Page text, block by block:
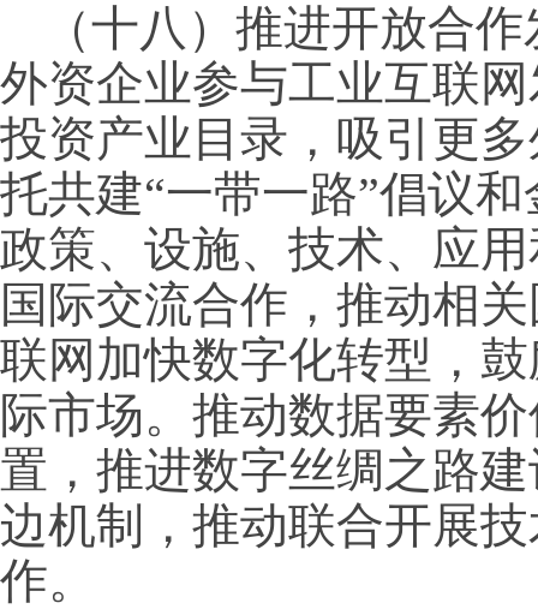
（十八）推进开放合
外资企业参与工业互联
投资产业目录，吸引更
托共建“一带一路”倡议
政策、设施、技术、应
国际交流合作，推动相
联网加快数字化转型，
际市场。推动数据要素
置，推进数字丝绸之路
边机制，推动联合开展
作。